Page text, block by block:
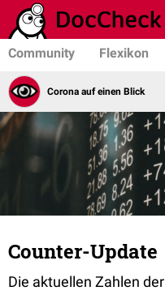
Community Flexikon
Corona auf einen Blick
Counter-Update
Die aktuellen Zahlen der